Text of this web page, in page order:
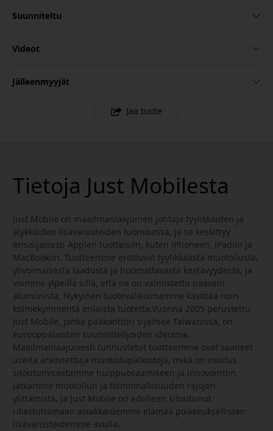
Suunniteltu
Videot
Jälleenmyyjät
Jaa tuote
Tietoja Just Mobilesta
Just Mobile on maailmanlaajuinen johtaja tyylikkäiden ja
älykkäiden lisävarusteiden luomisessa, ja se keskittyy
ensisijaisesti Applen tuotteisiin, kuten iPhoneen, iPadiin ja
MacBookiin. Tuotteemme erottuvat tyylikkäästä muotoilusta,
ylivoimaisesta laadusta ja huomattavasta kestävyydestä, ja
voimme ylpeillä sillä, että ne on valmistettu pääosin
alumiinista. Nykyinen tuotevalikoimamme käsittää noin
kolmekymmentä erilaista tuotetta.Vuonna 2005 perustettu
Just Mobile, jonka pääkonttori sijaitsee Taiwanissa, on
eurooppalaisten suunnittelijoiden ideoima.
Maailmanlaajuisesti tunnustetut tuotteemme ovat saaneet
useita arvostettuja muotoilupalkintoja, mikä on osoitus
sitoutumisestamme huippuosaamiseen ja innovointiin.
Jatkamme muotoilun ja toiminnallisuuden rajojen
ylittämistä, ja Just Mobile on edelleen sitoutunut
rikastuttamaan asiakkaidemme elämää poikkeuksellisten
lisävarusteidemme avulla.